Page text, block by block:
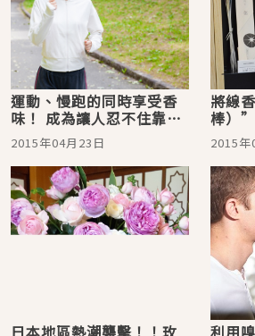
運動、慢跑的同時享受香
味！ 成為讓人忍不住靠近
的香氛美人吧！
2015年04月23日
將線
棒）
更好
2015年
日本地區熱潮襲擊！！玫 利用